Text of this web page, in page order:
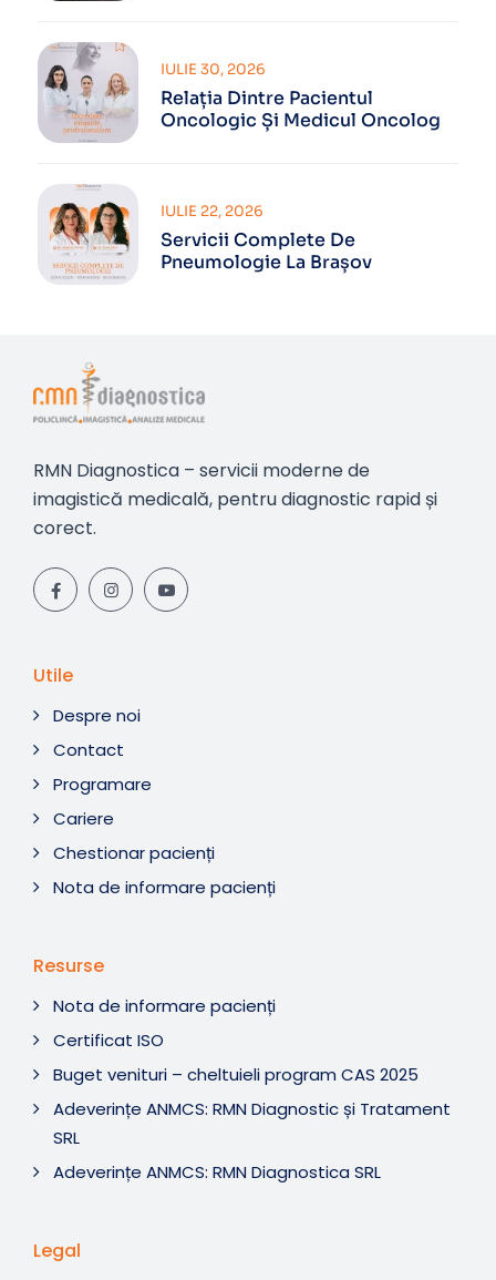
Relația Dintre Pacientul
Oncologic Și Medicul Oncolog
IULIE 30, 2026
Servicii Complete De
Pneumologie La Brașov
IULIE 22, 2026
RMN Diagnostica – servicii moderne de
imagistică medicală, pentru diagnostic rapid și
corect.
Utile
Despre noi
Contact
Programare
Cariere
Chestionar pacienți
Nota de informare pacienți
Resurse
Nota de informare pacienți
Certificat ISO
Buget venituri – cheltuieli program CAS 2025
Adeverințe ANMCS: RMN Diagnostic și Tratament
SRL
Adeverințe ANMCS: RMN Diagnostica SRL
Legal